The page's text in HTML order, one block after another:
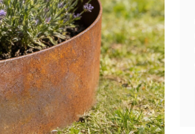
Filets de protection jardin